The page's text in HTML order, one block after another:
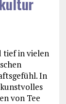
tief in vielen
In
von Tee